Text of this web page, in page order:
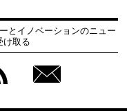
とイノベーションのニュー
け取る